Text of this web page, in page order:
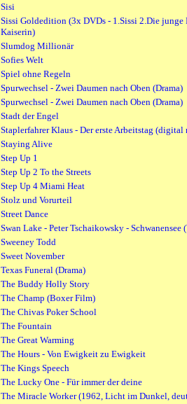
Sisi
Sissi Goldedition (3x DVDs - 1.Sissi 2.Die junge
Kaiserin)
Slumdog Millionär
Sofies Welt
Spiel ohne Regeln
Spurwechsel - Zwei Daumen nach Oben (Drama)
Spurwechsel - Zwei Daumen nach Oben (Drama)
Stadt der Engel
Staplerfahrer Klaus - Der erste Arbeitstag (digital
Staying Alive
Step Up 1
Step Up 2 To the Streets
Step Up 4 Miami Heat
Stolz und Vorurteil
Street Dance
Swan Lake - Peter Tschaikowsky - Schwanensee
Sweeney Todd
Sweet November
Texas Funeral (Drama)
The Buddy Holly Story
The Champ (Boxer Film)
The Chivas Poker School
The Fountain
The Great Warming
The Hours - Von Ewigkeit zu Ewigkeit
The Kings Speech
The Lucky One - Für immer der deine
The Miracle Worker (1962, Licht im Dunkel,